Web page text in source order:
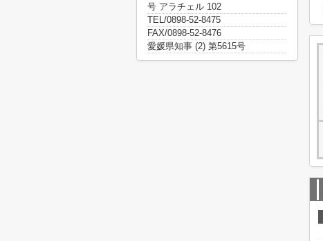
号 アラチェル 102
TEL/0898-52-8475
FAX/0898-52-8476
愛媛県知事 (2) 第5615号